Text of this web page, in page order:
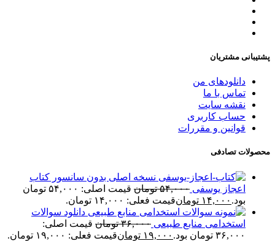
پشتیبانی مشتریان
دانلودهای من
تماس با ما
نقشه سایت
حساب کاربری
قوانین و مقررات
محصولات تصادفی
نسخه اصلی بدون سانسور کتاب
اعجاز یوسفی ۵۴,۰۰۰ تومان
قیمت اصلی: ۵۴,۰۰۰ تومان
بود. ۱۴,۰۰۰ تومانقیمت فعلی: ۱۴,۰۰۰ تومان.
دانلود سوالات
استخدامی منابع طبیعی ۳۶,۰۰۰ تومان قیمت اصلی:
۳۶,۰۰۰ تومان بود.
۱۹,۰۰۰ تومانقیمت فعلی: ۱۹,۰۰۰ تومان.